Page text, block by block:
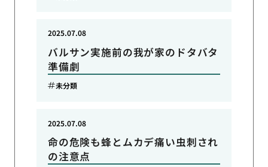
バルサン実施前の我が家のドタバタ
準備劇
2025.07.08
未分類
命の危険も蜂とムカデ痛い虫刺され
の注意点
2025.07.08